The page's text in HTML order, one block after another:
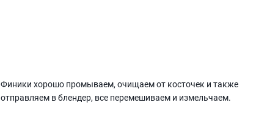
Финики хорошо промываем, очищаем от косточек и также
отправляем в блендер, все перемешиваем и измельчаем.